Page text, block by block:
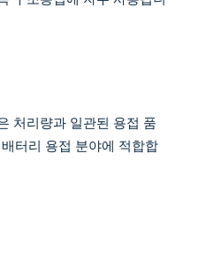
처리량과 일관된 용접 품
터리 용접 분야에 적합합